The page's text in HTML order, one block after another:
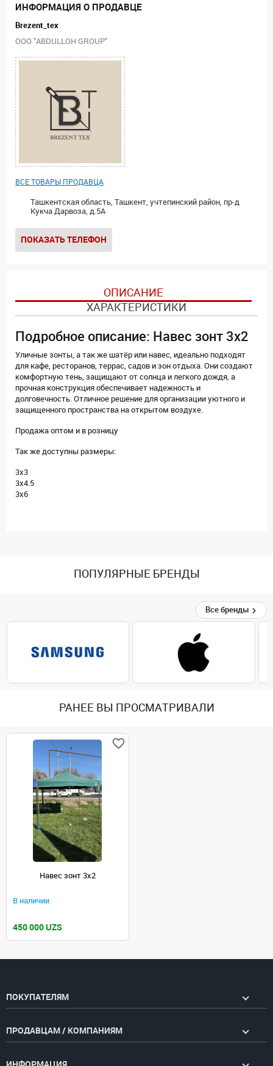
ИНФОРМАЦИЯ О ПРОДАВЦЕ
Brezent_tex
ООО "ABDULLOH GROUP"
ВСЕ ТОВАРЫ ПРОДАВЦА
Ташкентская область, Ташкент, учтепинский район, пр-д
Кукча Дарвоза, д.5А
ПОКАЗАТЬ ТЕЛЕФОН
ОПИСАНИЕ
ХАРАКТЕРИСТИКИ
Подробное описание: Навес зонт 3x2
Уличные зонты, а так же шатёр или навес, идеально подходят
для кафе, ресторанов, террас, садов и зон отдыха. Они создают
комфортную тень, защищают от солнца и легкого дождя, а
прочная конструкция обеспечивает надежность и
долговечность. Отличное решение для организации уютного и
защищенного пространства на открытом воздухе.
Продажа оптом и в розницу
Так же доступны размеры:
3x3
3x4.5
3x6
ПОПУЛЯРНЫЕ БРЕНДЫ
Все бренды
РАНЕЕ ВЫ ПРОСМАТРИВАЛИ
Навес зонт 3x2
В наличии
450 000 UZS
ПОКУПАТЕЛЯМ
ПРОДАВЦАМ / КОМПАНИЯМ